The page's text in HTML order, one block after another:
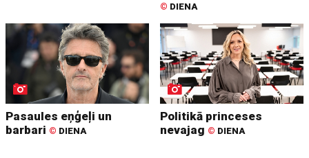
© DIENA
Pasaules eņģeļi un
barbari © DIENA
Politikā princeses
nevajag © DIENA